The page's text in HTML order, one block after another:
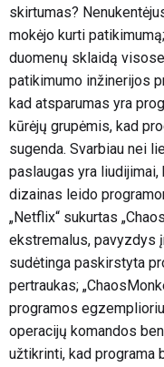
skirtumas?
mokėjo kurti
duomenų sklaidą
patikimumo inžinerijos
kad atsparumas yra
kūrėjų grupėmis, kad
sugenda. Svarbiau nei
paslaugas yra
dizainas leido
„Netflix“ sukurtas
ekstremalus, pavyzdys
sudėtinga paskirstyta
pertraukas;
programos
operacijų komandos
užtikrinti, kad programa